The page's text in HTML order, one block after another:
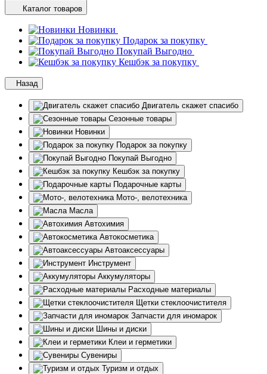
Каталог товаров
Новинки
Подарок за покупку
Покупай Выгодно
Кешбэк за покупку
Назад
Двигатель скажет спасибо
Сезонные товары
Новинки
Подарок за покупку
Покупай Выгодно
Кешбэк за покупку
Подарочные карты
Мото-, велотехника
Масла
Автохимия
Автокосметика
Автоаксессуары
Инструмент
Аккумуляторы
Расходные материалы
Щетки стеклоочистителя
Запчасти для иномарок
Шины и диски
Клеи и герметики
Сувениры
Туризм и отдых